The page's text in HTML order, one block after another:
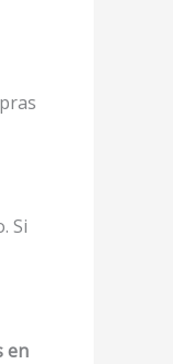
Si
en